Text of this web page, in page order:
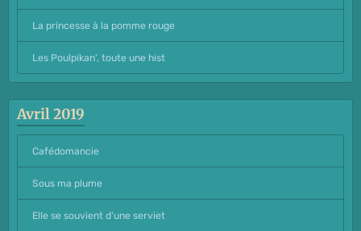
La princesse à la pomme rouge
Les Poulpikan', toute une hist
Avril 2019
Cafédomancie
Sous ma plume
Elle se souvient d'une serviet